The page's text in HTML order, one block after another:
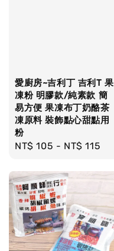
愛廚房~吉利丁 吉利T 果
凍粉 明膠款/純素款 簡
易方便 果凍布丁奶酪茶
凍原料 裝飾點心甜點用
粉
Regular
NT$ 105 - NT$ 115